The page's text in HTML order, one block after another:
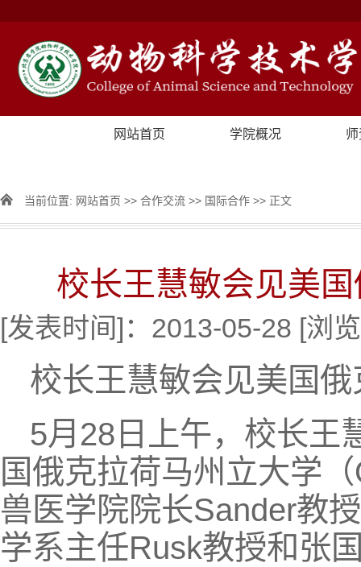
网站首页 学院概况
当前位置: 网站首页 >> 合作交流 >> 国际合作 >> 正文
校长王慧敏会见美
[发表时间]：2013-05-28 [浏
校长王慧敏会见美国
5月28日上午，校长王
国俄克拉荷马州立大学
兽医学院院长Sander教
学系主任Rusk教授和张